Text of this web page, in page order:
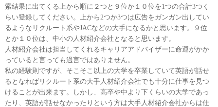
索結果に出てくる上から順に２つと９位か１０位を1つの合計3つく
らい登録してください。上から2つか3つは広告をガンガン出してい
るようなリクルート系やJACなどの大手になるかと思います。９位
とか１０位は、中小の人材紹介会社となると思います。
人材紹介会社は担当してくれるキャリアアドバイザーに命運がかか
っていると言っても過言ではありません。
私の経験則ですが、そこそこ以上の大学を卒業していて英語が話せ
るとなればリクルート系の大手人材紹介会社でも十分に仕事を見つ
けることが出来ます。しかし、高卒や中より下くらいの大学であっ
たり、英語が話せなかったりという方は大手人材紹介会社からは仕